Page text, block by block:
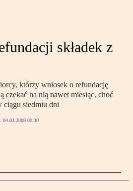
składek z
którzy wniosek o refundację
czekać na nią nawet miesiąc, choć
ciągu siedmiu dni
04.03.2008 00:30